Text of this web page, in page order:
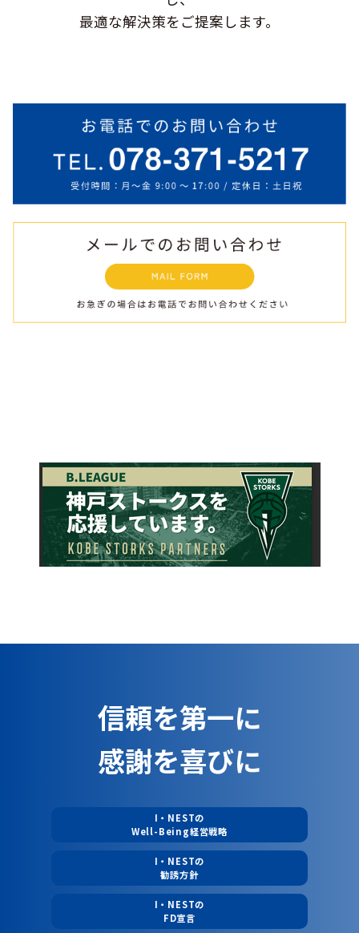
最適な解決策をご提案します。
信頼を第一に
感謝を喜びに
I・NESTの
Well-Being経営戦略
I・NESTの
勧誘方針
I・NESTの
FD宣言